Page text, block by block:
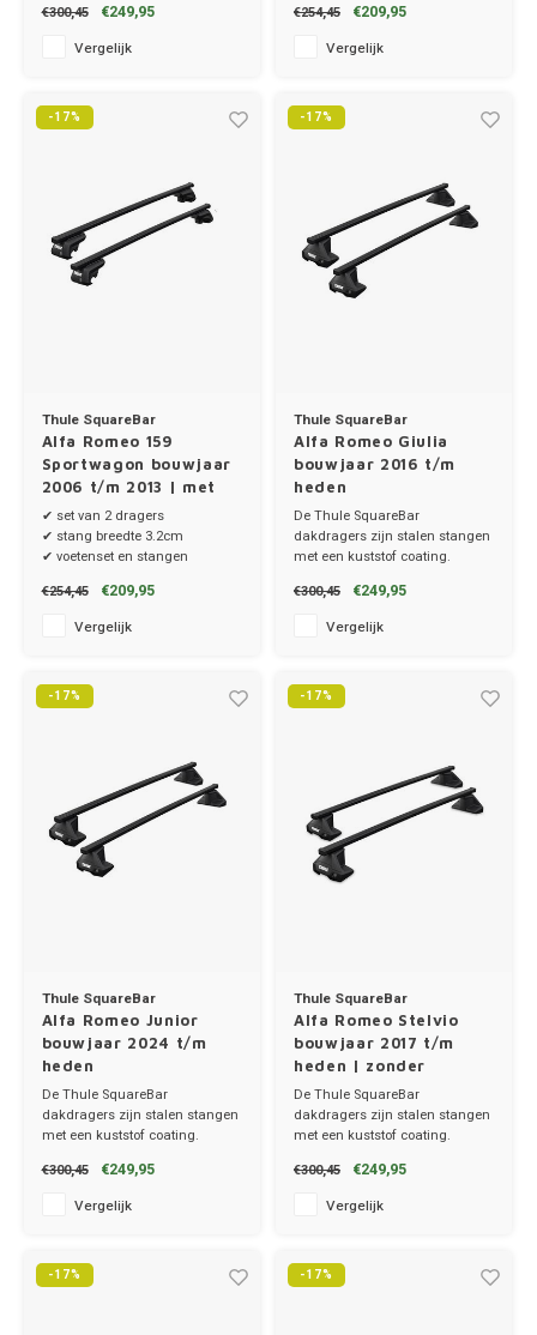
Jeep
Nio
Smart
✔ stang breedte 3.2cm
€300,45 €249,95
Vergelijk
€254,45
€209,95
Vergelijk
-17%
Thule SquareBar
Alfa Romeo 159
Sportwagon bouwjaar
2006 t/m 2013 | met
dakrailing
✔ set van 2 dragers
✔ stang breedte 3.2cm
✔ voetenset en stangen
€254,45
€209,95
Vergelijk
-17%
Thule SquareBar
Alfa Romeo Giulia
bouwjaar 2016 t/m
heden
De Thule SquareBar
dakdragers zijn stalen stangen
met een kuststof coating.
✔ stang breedte 3.2cm
€300,45 €249,95
Vergelijk
-17%
Thule SquareBar
Alfa Romeo Junior
bouwjaar 2024 t/m
heden
De Thule SquareBar
dakdragers zijn stalen stangen
met een kuststof coating.
✔ stang breedte 3.2cm
€300,45 €249,95
Vergelijk
-17%
Thule SquareBar
Alfa Romeo Stelvio
bouwjaar 2017 t/m
heden | zonder
dakrailing
De Thule SquareBar
dakdragers zijn stalen stangen
met een kuststof coating.
✔ stang breedte 3.2cm
€300,45 €249,95
Vergelijk
-17% -17%